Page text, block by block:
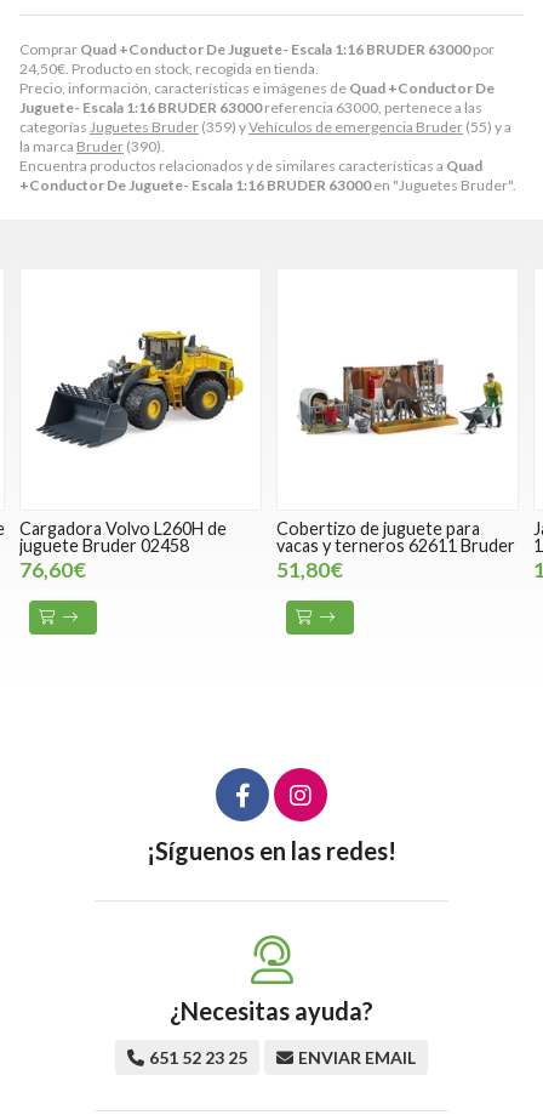
Comprar Quad +Conductor De Juguete- Escala 1:16 BRUDER 63000por
24,50€ . Producto en stock, recogida en tienda.
Precio, información, características e imágenes de Quad +Conductor De
Juguete- Escala 1:16 BRUDER 63000referencia 63000, pertenece a las
categorías Juguetes Bruder (359) yVehículos de emergencia Bruder (55) y a
la marca Bruder (390).
Encuentra productos relacionados y de similares características a Quad
+Conductor De Juguete- Escala 1:16 BRUDER 63000en "Juguetes Bruder".
Cargadora Volvo L260H de
juguete Bruder 02458
76,60€
Cobertizo de juguete para
vacas y terneros 62611 Bruder
51,80€
¡Síguenos en las redes!
¿Necesitas ayuda?
651 52 23 25 ENVIAR EMAIL